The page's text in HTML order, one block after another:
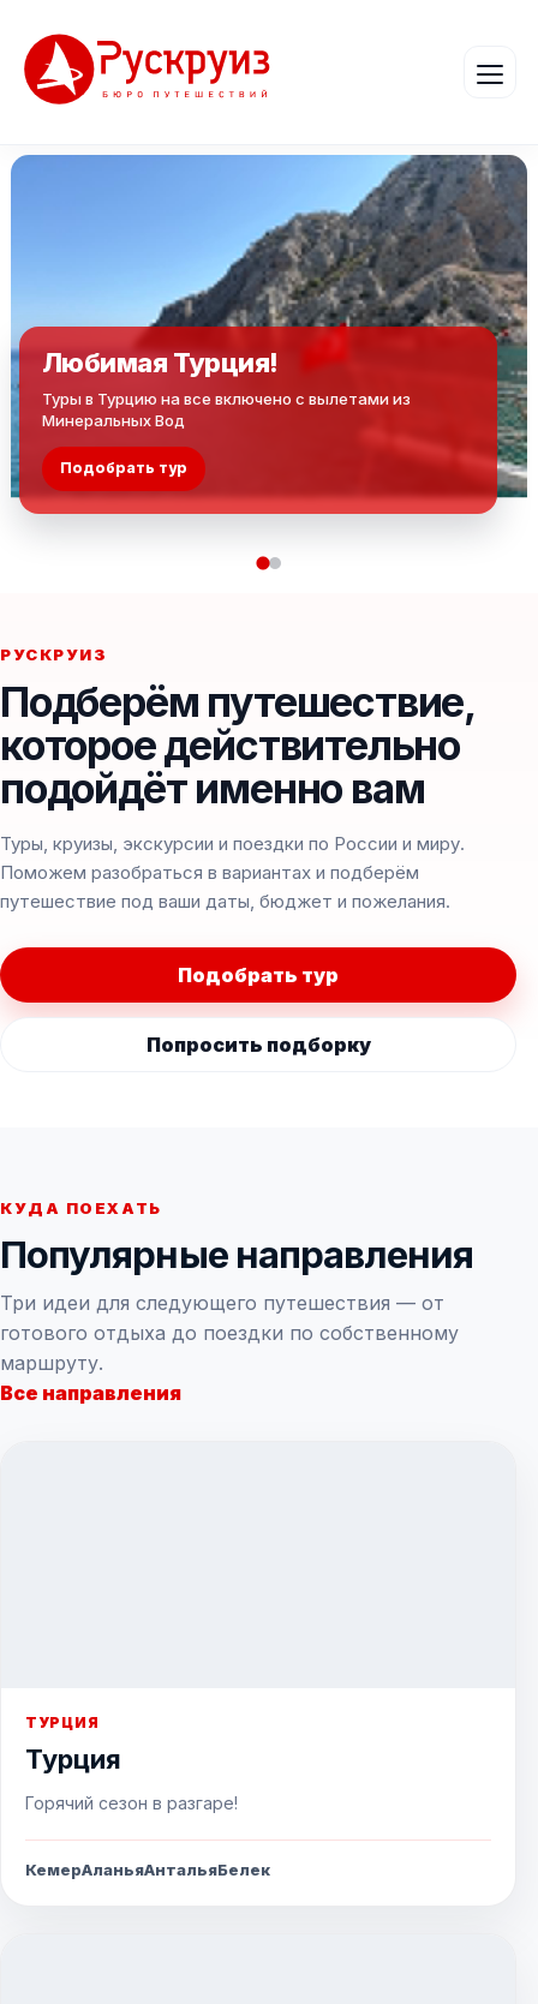
Любимая Турция!
Туры в Турцию на все включено с вылетами из
Минеральных Вод
Подобрать тур
РУСКРУИЗ
Подберём путешествие,
которое действительно
подойдёт именно вам
Туры, круизы, экскурсии и поездки по России и миру.
Поможем разобраться в вариантах и подберём
путешествие под ваши даты, бюджет и пожелания.
Подобрать тур
Попросить подборку
КУДА ПОЕХАТЬ
Популярные направления
Три идеи для следующего путешествия — от
готового отдыха до поездки по собственному
маршруту.
Все направления
ТУРЦИЯ
Турция
Горячий сезон в разгаре!
КемерАланьяАнтальяБелек